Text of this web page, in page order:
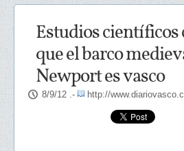
Estudios
que el barco
Newport es vasco
8/9/12 .- http://